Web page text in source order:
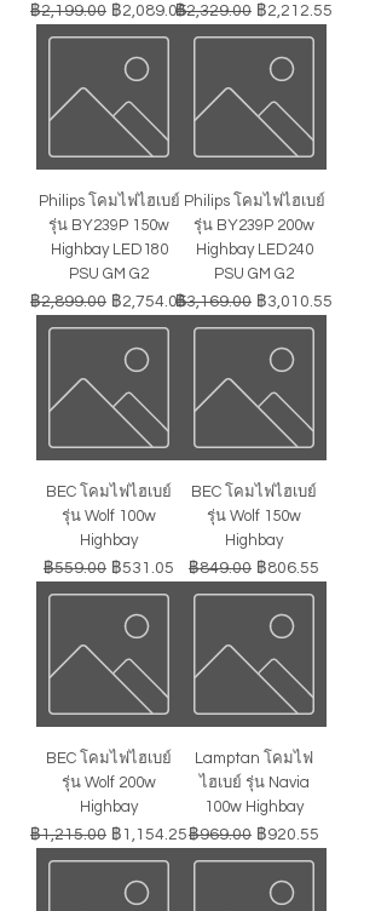
ราคาปกติ
฿2,199.00 ราคาขายลด
฿2,089.05ราคาปกติ
฿2,329.00 ราคาขายลด
฿2,212.55
Philips โคมไฟไฮเบย์
รุ่น BY239P 150w
Highbay LED180
PSU GM G2
ราคาปกติ
฿2,899.00 ราคาขายลด
฿2,754.05
Philips โคมไฟไฮเบย์
รุ่น BY239P 200w
Highbay LED240
PSU GM G2
ราคาปกติ
฿3,169.00 ราคาขายลด
฿3,010.55
BEC โคมไฟไฮเบย์
รุ่น Wolf 100w
Highbay
ราคาปกติ
฿559.00 ราคาขายลด
฿531.05
BEC โคมไฟไฮเบย์
รุ่น Wolf 150w
Highbay
ราคาปกติ
฿849.00 ราคาขายลด
฿806.55
BEC โคมไฟไฮเบย์
รุ่น Wolf 200w
Highbay
ราคาปกติ
฿1,215.00 ราคาขายลด
฿1,154.25
Lamptan โคมไฟ
ไฮเบย์ รุ่น Navia
100w Highbay
ราคาปกติ
฿969.00 ราคาขายลด
฿920.55